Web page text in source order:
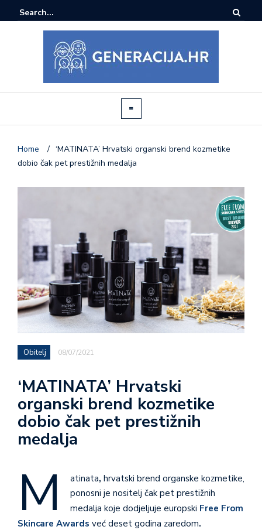
Home / ‘MATINATA’ Hrvatski organski brend kozmetike
dobio čak pet prestižnih medalja
Obitelj 08/07/2021
‘MATINATA’ Hrvatski
organski brend kozmetike
dobio čak pet prestižnih
medalja
M atinata, hrvatski brend organske kozmetike,
ponosni je nositelj čak pet prestižnih
medalja koje dodjeljuje europski Free From
Skincare Awards već deset godina zaredom.